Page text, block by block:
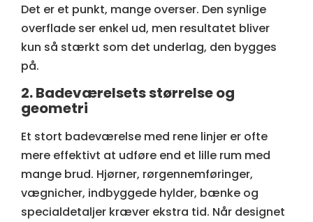
Det er et punkt, mange overser. Den synlige
overflade ser enkel ud, men resultatet bliver
kun så stærkt som det underlag, den bygges
på.
2. Badeværelsets størrelse og
geometri
Et stort badeværelse med rene linjer er ofte
mere effektivt at udføre end et lille rum med
mange brud. Hjørner, rørgennemføringer,
vægnicher, indbyggede hylder, bænke og
specialdetaljer kræver ekstra tid. Når designet